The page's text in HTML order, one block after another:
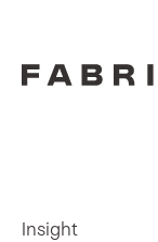
Insight